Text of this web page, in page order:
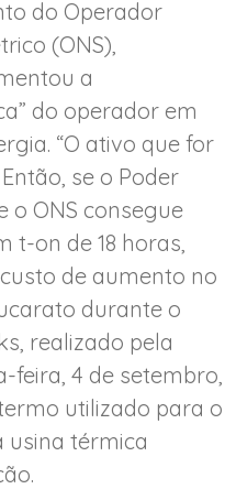
do Operador
(ONS),
a
do operador em
“O ativo que for
se o Poder
o ONS consegue
t-on de 18 horas,
de aumento no
durante o
realizado pela
4 de setembro,
utilizado para o
térmica